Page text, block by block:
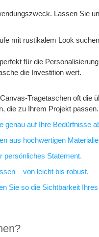
Lassen Sie
mit rustikalem Look
für die
die Investition wert.
Tragetaschen oft die
die zu Ihrem Projekt passen.
genau auf Ihre Bedürfnisse
aus hochwertigen
persönliches Statement.
– von leicht bis robust.
Sie so die Sichtbarkeit